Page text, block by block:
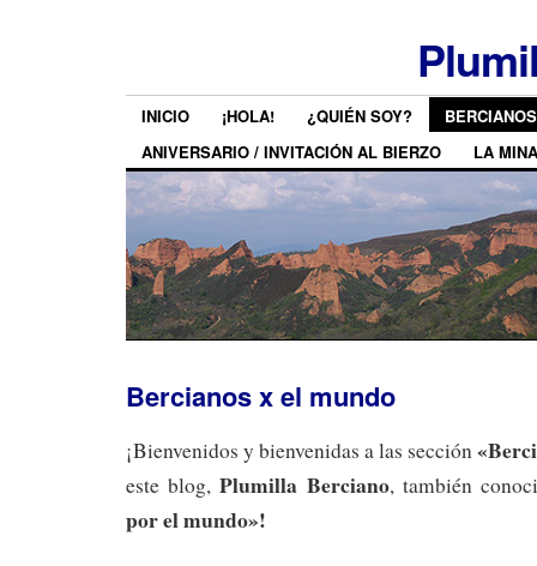
INICIO ¡HOLA! ¿QUIÉN SOY?
ANIVERSARIO / INVITACIÓN AL BIERZO
LA MINA
Bercianos x el mundo
¡Bienvenidos y bienvenidas a las sección
este blog,Plumilla Berciano, también
por el mundo»!